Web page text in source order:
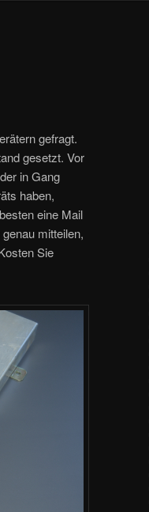
gefragt.
gesetzt. Vor
in Gang
haben,
eine Mail
mitteilen,
Sie